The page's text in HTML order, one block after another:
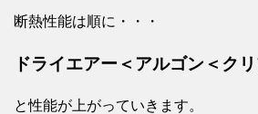
断熱性能は順に・・・
ドライエアー＜アルゴン＜ク
と性能が上がっていきます。